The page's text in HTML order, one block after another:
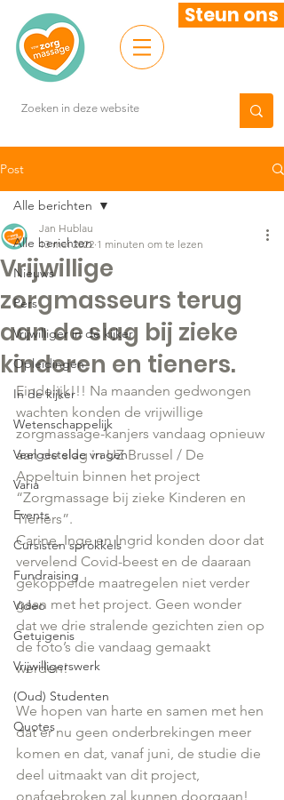
Steun ons
Post
Alle berichten
Nieuws
Pers
Vrijwilliger in de kijker
Opleidingen
In de kijker
Wetenschappelijk
Veelgestelde vragen
Varia
Events
Cursisten sprokkels
Fundraising
Video
Getuigenis
Vrijwilligerswerk
(Oud) Studenten
Quotes
Alle berichten
Vrijwillige
zorgmasseurs terug
aan de slag bij zieke
kinderen en tieners.
Jan Hublau
13 mei 2022 1 minuten om te lezen
Eindelijk!!! Na maanden gedwongen
wachten konden de vrijwillige
zorgmassage-kanjers vandaag opnieuw
aan de slag in UZ Brussel / De
Appeltuin binnen het project
“Zorgmassage bij zieke Kinderen en
Tieners”.
Carine, Inge en Ingrid konden door dat
vervelend Covid-beest en de daaraan
gekoppelde maatregelen niet verder
gaan met het project. Geen wonder
dat we drie stralende gezichten zien op
de foto’s die vandaag gemaakt
werden!
We hopen van harte en samen met hen
dat er nu geen onderbrekingen meer
komen en dat, vanaf juni, de studie die
deel uitmaakt van dit project,
onafgebroken zal kunnen doorgaan!